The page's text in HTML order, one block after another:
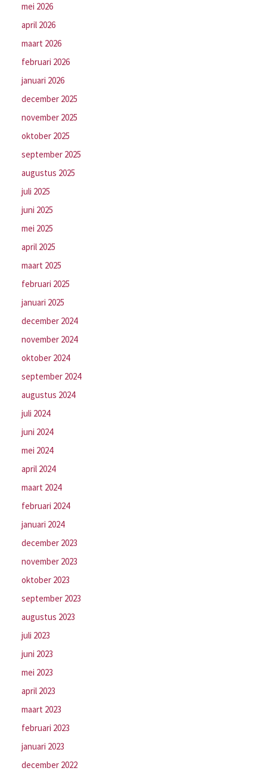
mei 2026
april 2026
maart 2026
februari 2026
januari 2026
december 2025
november 2025
oktober 2025
september 2025
augustus 2025
juli 2025
juni 2025
mei 2025
april 2025
maart 2025
februari 2025
januari 2025
december 2024
november 2024
oktober 2024
september 2024
augustus 2024
juli 2024
juni 2024
mei 2024
april 2024
maart 2024
februari 2024
januari 2024
december 2023
november 2023
oktober 2023
september 2023
augustus 2023
juli 2023
juni 2023
mei 2023
april 2023
maart 2023
februari 2023
januari 2023
december 2022